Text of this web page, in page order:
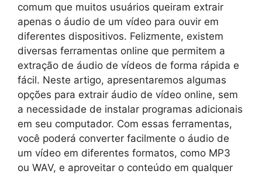
comum que muitos usuários queiram extrair
apenas o áudio de um vídeo para ouvir em
diferentes dispositivos. Felizmente, existem
diversas ferramentas online que permitem a
extração de áudio de vídeos de forma rápida e
fácil. Neste artigo, apresentaremos algumas
opções para extrair áudio de vídeo online, sem
a necessidade de instalar programas adicionais
em seu computador. Com essas ferramentas,
você poderá converter facilmente o áudio de
um vídeo em diferentes formatos, como MP3
ou WAV, e aproveitar o conteúdo em qualquer